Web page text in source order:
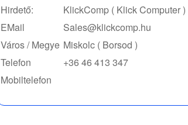
Hirdető:
KlickComp ( Klick Computer )
EMail
Sales@klickcomp.hu
Város / Megye Miskolc ( Borsod )
Telefon
+36 46 413 347
Mobiltelefon